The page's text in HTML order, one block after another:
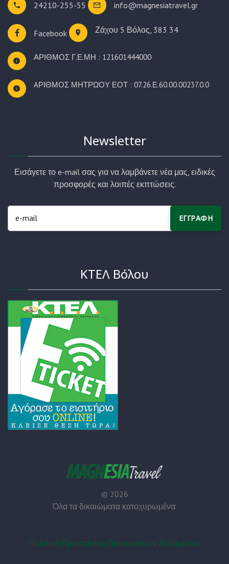
24210-255-55 info@magnesiatravel.gr
Facebook Ζάχου 5 Βόλος, 383 34
ΑΡΙΘΜΟΣ Γ.Ε.ΜΗ : 121601444000
AΡΙΘΜΟΣ ΜΗΤΡΩΟΥ ΕΟΤ : 07.26.Ε.60.00.00237.0.0
Newsletter
Εισάγετε το e-mail σας για να λαμβάνετε νέα μας, ειδικές
προσφορές και λοιπές εκπτώσεις.
ΕΓΓΡΑΦΗ
ΚΤΕΛ Βόλου
© 2026
Όλα τα δικαιώματα κατοχυρωμένα.
Πολιτική Προστασίας Προσωπικών Δεδομένων